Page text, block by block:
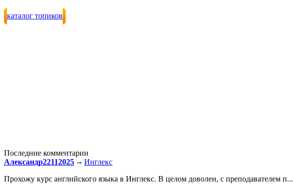
каталог топиков
Последние комментарии
Александр22112025
Инглекс
Прохожу курс английского языка в Инглекс. В целом доволен, с преподавателем п...